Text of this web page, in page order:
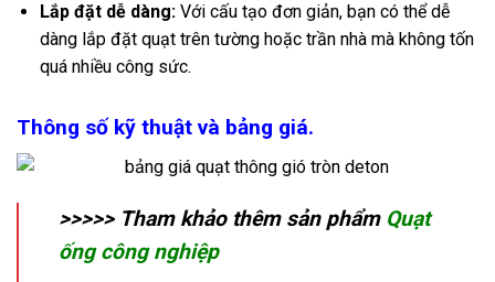
Lắp đặt dễ dàng:Với cấu tạo đơn giản, bạn có thể dễ
dàng lắp đặt quạt trên tường hoặc trần nhà mà không tốn
quá nhiều công sức.
Thông số kỹ thuật và bảng giá.
>>>>> Tham khảo thêm sản phẩm Quạt
ống công nghiệp